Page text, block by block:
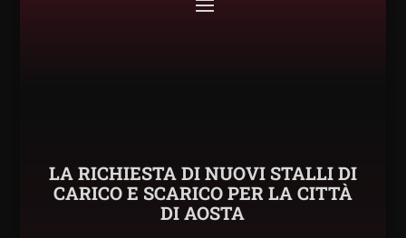
LA RICHIESTA DI NUOVI STALLI DI
CARICO E SCARICO PER LA CITTÀ
DI AOSTA